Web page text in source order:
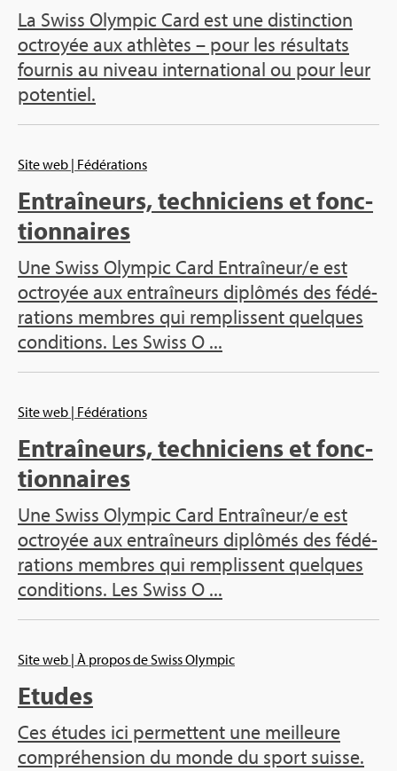
La Swiss Olym­pic Card est une dis­tinc­tion
octroyée aux ath­lètes – pour les résul­tats
four­nis au niveau inter­na­tio­nal ou pour leur
poten­tiel.
Site web | Fédé­ra­tions
Entraî­neurs, tech­ni­ciens et fonc­
tion­naires
Une Swiss Olym­pic Card Entraî­neur/e est
octroyée aux entraî­neurs diplô­més des fédé­
ra­tions membres qui rem­plissent quelques
condi­tions. Les Swiss O ...
Site web | Fédé­ra­tions
Entraî­neurs, tech­ni­ciens et fonc­
tion­naires
Une Swiss Olym­pic Card Entraî­neur/e est
octroyée aux entraî­neurs diplô­més des fédé­
ra­tions membres qui rem­plissent quelques
condi­tions. Les Swiss O ...
Site web | À pro­pos de Swiss Olym­pic
Etudes
Ces études ici per­mettent une meilleure
com­pré­hen­sion du monde du sport suisse.